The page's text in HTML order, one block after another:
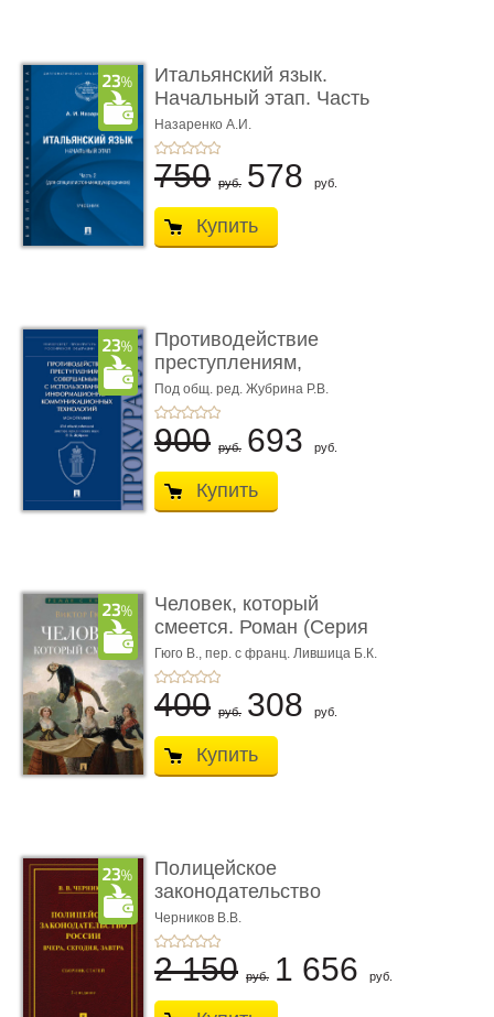
Итальянский язык.
Начальный этап. Часть
2. Учеб� ...
Назаренко А.И.
750 руб. 578 руб.
Купить
Противодействие
преступлениям,
совершаемым с ...
Под общ. ред. Жубрина Р.В.
900 руб. 693 руб.
Купить
Человек, который
смеется. Роман (Серия
«Роман с ...
Гюго В., пер. с франц. Лившица Б.К.
400 руб. 308 руб.
Купить
Полицейское
законодательство
России: вчера, с� ...
Черников В.В.
2 150 руб. 1 656 руб.